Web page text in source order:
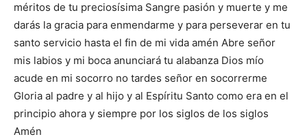
méritos de tu preciosísima Sangre pasión y muerte y me
darás la gracia para enmendarme y para perseverar en tu
santo servicio hasta el fin de mi vida amén Abre señor
mis labios y mi boca anunciará tu alabanza Dios mío
acude en mi socorro no tardes señor en socorrerme
Gloria al padre y al hijo y al Espíritu Santo como era en el
principio ahora y siempre por los siglos de los siglos
Amén